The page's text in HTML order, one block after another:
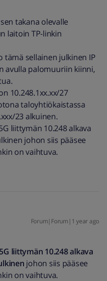
takana olevalle
laitoin TP-linkin
tämä sellainen julkinen IP
avulla palomuuriin kiinni,
10.248.1xx.xx/27
taloyhtiökaistassa
23 alkuinen.
liittymän 10.248 alkava
johon siis pääsee
on vaihtuva.
Forum|Forum|1 year ago
5G liittymän 10.248 alkava
johon siis pääsee
on vaihtuva.